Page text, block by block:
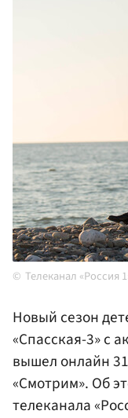
Телеканал «Россия
Новый сезон
«Спасская-3» с
вышел онлайн
«Смотрим». Об
телеканала